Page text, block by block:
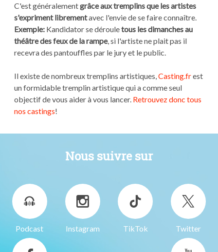
C'est généralementgrâce aux tremplins que les artistes
s'expriment librementavec l'envie de se faire connaître.
Exemple: Kandidator se dérouletous les dimanches au
théâtre des feux de la rampe, si l'artiste ne plait pas il
recevra des pantouffles par le jury et le public.
Il existe de nombreux tremplins artistiques,Casting.frest
un formidable tremplin artistique qui a comme seul
objectif de vous aider à vous lancer. Retrouvez donc tous
nos castings!
Nous suivre sur
Podcast Instagram TikTok Twitter